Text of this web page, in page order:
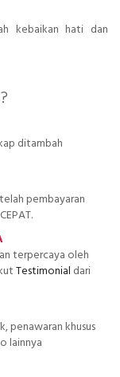
kebaikan hati dan
ditambah
pembayaran
terpercaya oleh
Testimonial dari
penawaran khusus
lainnya